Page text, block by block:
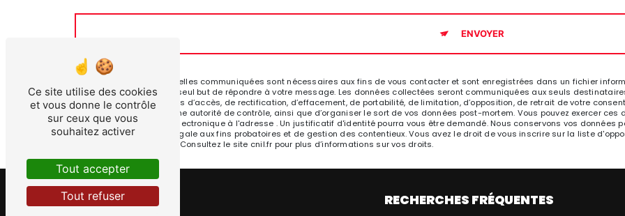
ENVOYER
** Les données personnelles communiquées sont nécessaires aux fins de vous contacter et sont enregistrées dans un fichier
sous-traitants dans le seul but de répondre à votre message. Les données collectées seront communiquées aux seuls
. Vous disposez de droits d’accès, de rectification, d’effacement, de portabilité, de limitation, d’opposition, de retrait de votre
réclamation auprès d’une autorité de contrôle, ainsi que d’organiser le sort de vos données post-mortem. Vous pouvez exercer
Touget ou par courrier électronique à l'adresse . Un justificatif d'identité pourra vous être demandé. Nous conservons vos
durée de prescription légale aux fins probatoires et de gestion des contentieux. Vous avez le droit de vous inscrire sur la liste
. Consultez le site cnil.fr pour plus d’informations sur vos droits.
RECHERCHES FRÉQUENTES
Ce site utilise des cookies
et vous donne le contrôle
sur ceux que vous
souhaitez activer
Tout accepter
Tout refuser